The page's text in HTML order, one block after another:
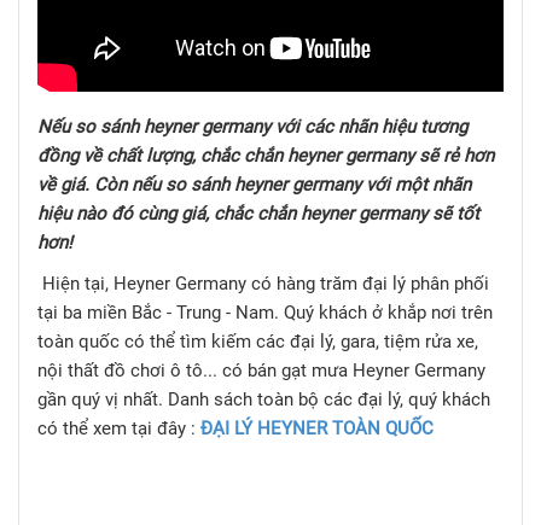
Nếu so sánh heyner germany với các nhãn hiệu tương
đồng về chất lượng, chắc chắn heyner germany sẽ rẻ hơn
về giá. Còn nếu so sánh heyner germany với một nhãn
hiệu nào đó cùng giá, chắc chắn heyner germany sẽ tốt
hơn!
Hiện tại, Heyner Germany có hàng trăm đại lý phân phối
tại ba miền Bắc - Trung - Nam. Quý khách ở khắp nơi trên
toàn quốc có thể tìm kiếm các đại lý, gara, tiệm rửa xe,
nội thất đồ chơi ô tô... có bán gạt mưa Heyner Germany
gần quý vị nhất. Danh sách toàn bộ các đại lý, quý khách
có thể xem tại đây : ĐẠI LÝ HEYNER TOÀN QUỐC